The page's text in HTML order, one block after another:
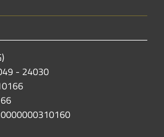
- 24030